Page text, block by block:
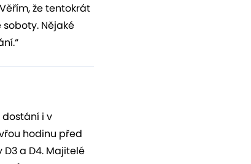
že tentokrát
Nějaké
i v
hodinu před
a D4. Majitelé